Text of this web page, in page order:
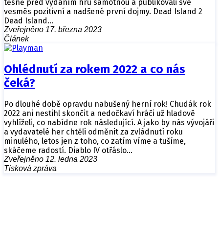
těsně před vydáním hru samotnou a publikovali své
vesměs pozitivní a nadšené první dojmy. Dead Island 2
Dead Island…
Zveřejněno 17. března 2023
Článek
Ohlédnutí za rokem 2022 a co nás
čeká?
Po dlouhé době opravdu nabušený herní rok! Chudák rok
2022 ani nestihl skončit a nedočkaví hráči už hladově
vyhlíželi, co nabídne rok následující. A jako by nás vývojáři
a vydavatelé her chtěli odměnit za zvládnutí roku
minulého, letos jen z toho, co zatím víme a tušíme,
skáčeme radostí. Diablo IV otřáslo…
Zveřejněno 12. ledna 2023
Tisková zpráva